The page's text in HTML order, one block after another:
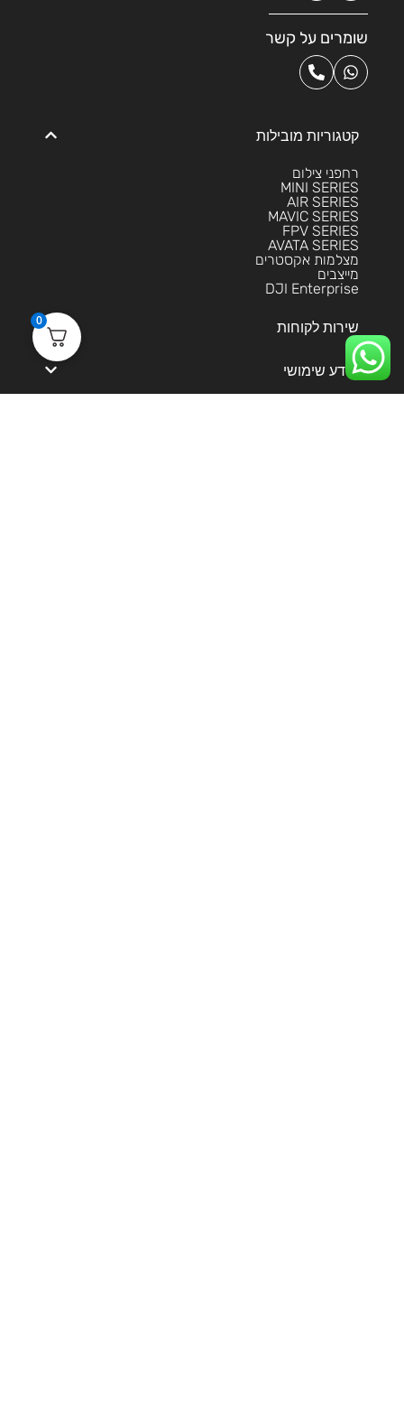
שומרים על קשר
קטגוריות מובילות
רחפני צילום
MINI SERIES
AIR SERIES
MAVIC SERIES
FPV SERIES
AVATA SERIES
מצלמות אקסטרים
מייצבים
DJI Enterprise
שירות לקוחות
מידע שימושי
0